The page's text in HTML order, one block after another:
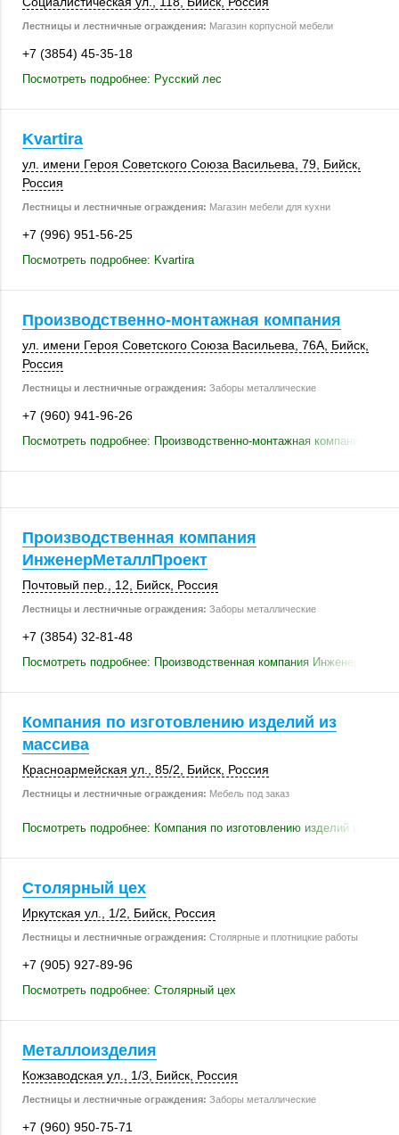
Лестницы и лестничные ограждения: Магазин корпусной мебели
+7 (3854) 45-35-18
Посмотреть подробнее: Русский лес
Kvartira
ул. имени Героя Советского Союза Васильева, 79, Бийск
Россия
Лестницы и лестничные ограждения: Магазин мебели для кухни
+7 (996) 951-56-25
Посмотреть подробнее: Kvartira
Производственно-монтажная компания
ул. имени Героя Советского Союза Васильева, 76А Бийск
Россия
Лестницы и лестничные ограждения: Заборы металлические
+7 (960) 941-96-26
Посмотреть подробнее: Производственно-монтажная компания
Производственная компания
ИнженерМеталлПроект
Почтовый пер., 12 Бийск Россия
Лестницы и лестничные ограждения: Заборы металлические
+7 (3854) 32-81-48
Посмотреть подробнее: Производственная компания
Компания по изготовлению изделий из
массива
Красноармейская ул. 85/2 Бийск Россия
Лестницы и лестничные ограждения: Мебель под заказ
Посмотреть подробнее: Компания по изготовлению изделий из
Столярный цех
Иркутская ул. 1/2 Бийск Россия
Лестницы и лестничные ограждения: Столярные и плотницкие работы
+7 (905) 927-89-96
Посмотреть подробнее: Столярный цех
Металлоизделия
Кожзаводская ул. 1/3 Бийск Россия
Лестницы и лестничные ограждения: Заборы металлические
+7 (960) 950-75-71